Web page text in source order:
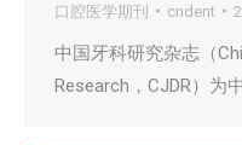
口腔医学期刊 cndent
中国牙科研究杂志（
Research，CJDR）为